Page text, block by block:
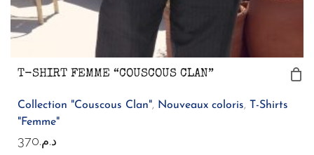
T-SHIRT FEMME “COUSCOUS CLAN”
Collection "Couscous Clan", Nouveaux coloris,
T-Shirts
"Femme"
د.م.370